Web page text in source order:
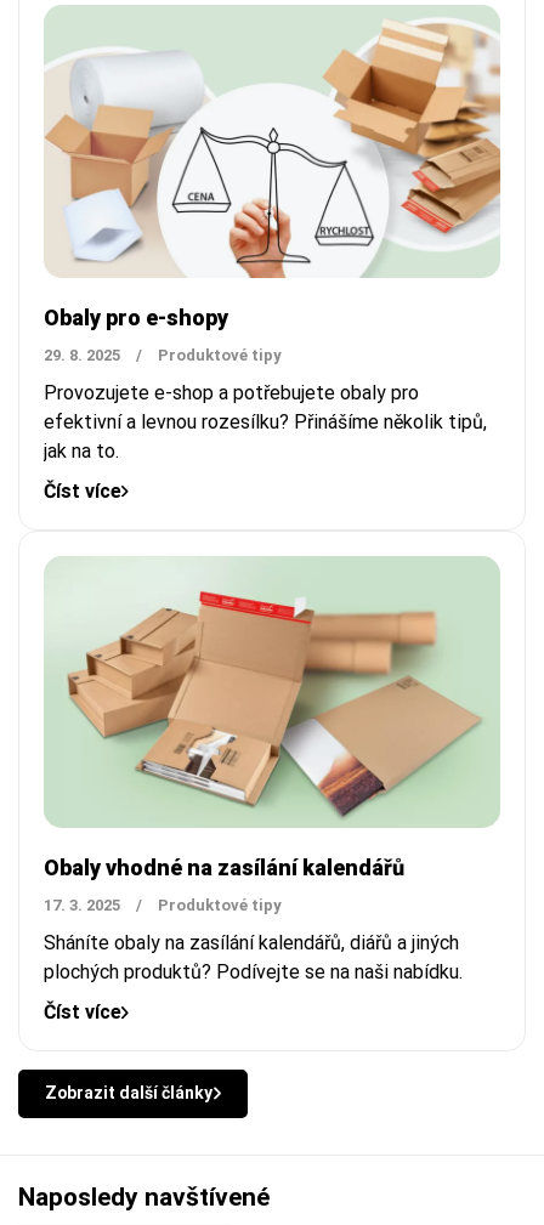
Obaly pro e-shopy
29. 8. 2025 / Produktové tipy
Provozujete e-shop a potřebujete obaly pro
efektivní a levnou rozesílku? Přinášíme několik tipů,
jak na to.
Číst více
Obaly vhodné na zasílání kalendářů
17. 3. 2025 / Produktové tipy
Sháníte obaly na zasílání kalendářů, diářů a jiných
plochých produktů? Podívejte se na naši nabídku.
Číst více
Zobrazit další články
Naposledy navštívené